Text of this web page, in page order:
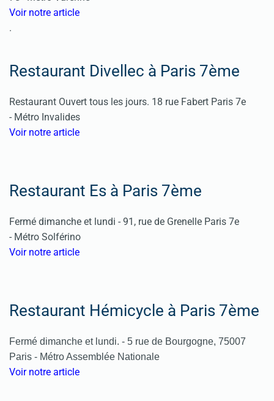
Voir notre article
.
Restaurant Divellec à Paris 7ème
Restaurant Ouvert tous les jours. 18 rue Fabert Paris 7e
- Métro Invalides
Voir notre article
Restaurant Es à Paris 7ème
Fermé dimanche et lundi - 91, rue de Grenelle Paris 7e
- Métro Solférino
Voir notre article
Restaurant Hémicycle à Paris 7ème
Fermé dimanche et lundi. - 5 rue de Bourgogne, 75007
Paris - Métro Assemblée Nationale
Voir notre article